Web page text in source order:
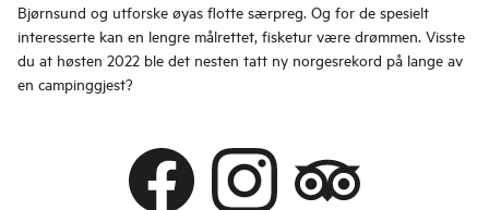
Bjørnsund og utforske øyas flotte særpreg. Og for de spesielt
interesserte kan en lengre målrettet, fisketur være drømmen. Visste
du at høsten 2022 ble det nesten tatt ny norgesrekord på lange av
en campinggjest?